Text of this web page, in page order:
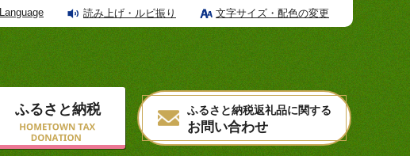
Language 読み上げ・ルビ振り 文字サイズ・配色の変更
ふるさと納税 ふるさと納税返礼品に関する
お問い合わせ